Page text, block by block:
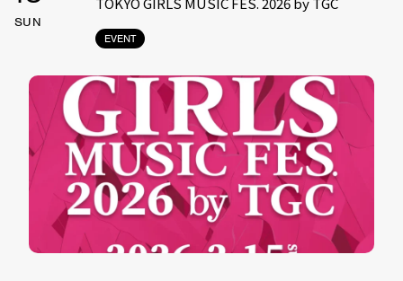
SUN
EVENT